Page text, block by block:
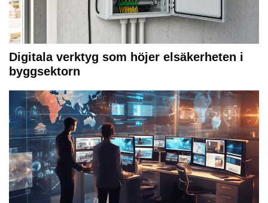
Digitala verktyg som höjer elsäkerheten i
byggsektorn